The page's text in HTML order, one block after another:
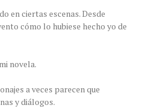
en ciertas escenas. Desde
cómo lo hubiese hecho yo de
novela.
a veces parecen que
y diálogos.